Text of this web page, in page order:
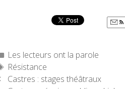
Catégories
Les lecteurs ont la parole
Étiquettes
Résistance
Castres : stages théâtraux